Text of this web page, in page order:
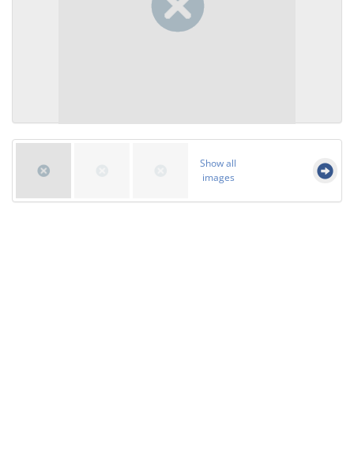
Show all
images